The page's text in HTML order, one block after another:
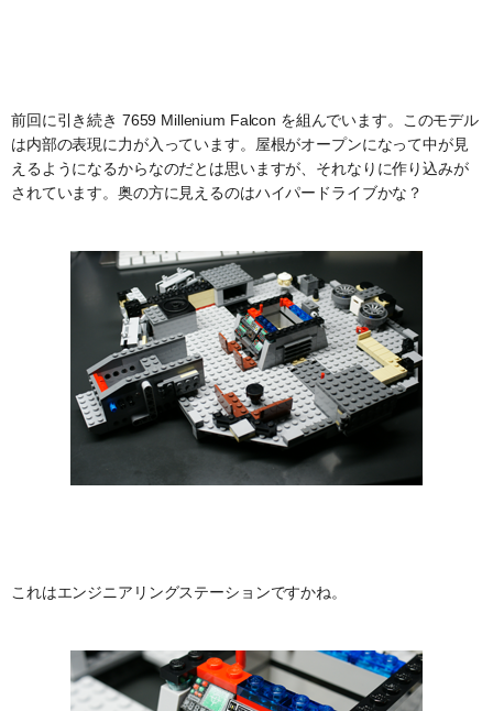
前回に引き続き 7659 Millenium Falcon を組んでいます。このモデル
は内部の表現に力が入っています。屋根がオープンになって中が見
えるようになるからなのだとは思いますが、それなりに作り込みが
されています。奥の方に見えるのはハイパードライブかな？
これはエンジニアリングステーションですかね。